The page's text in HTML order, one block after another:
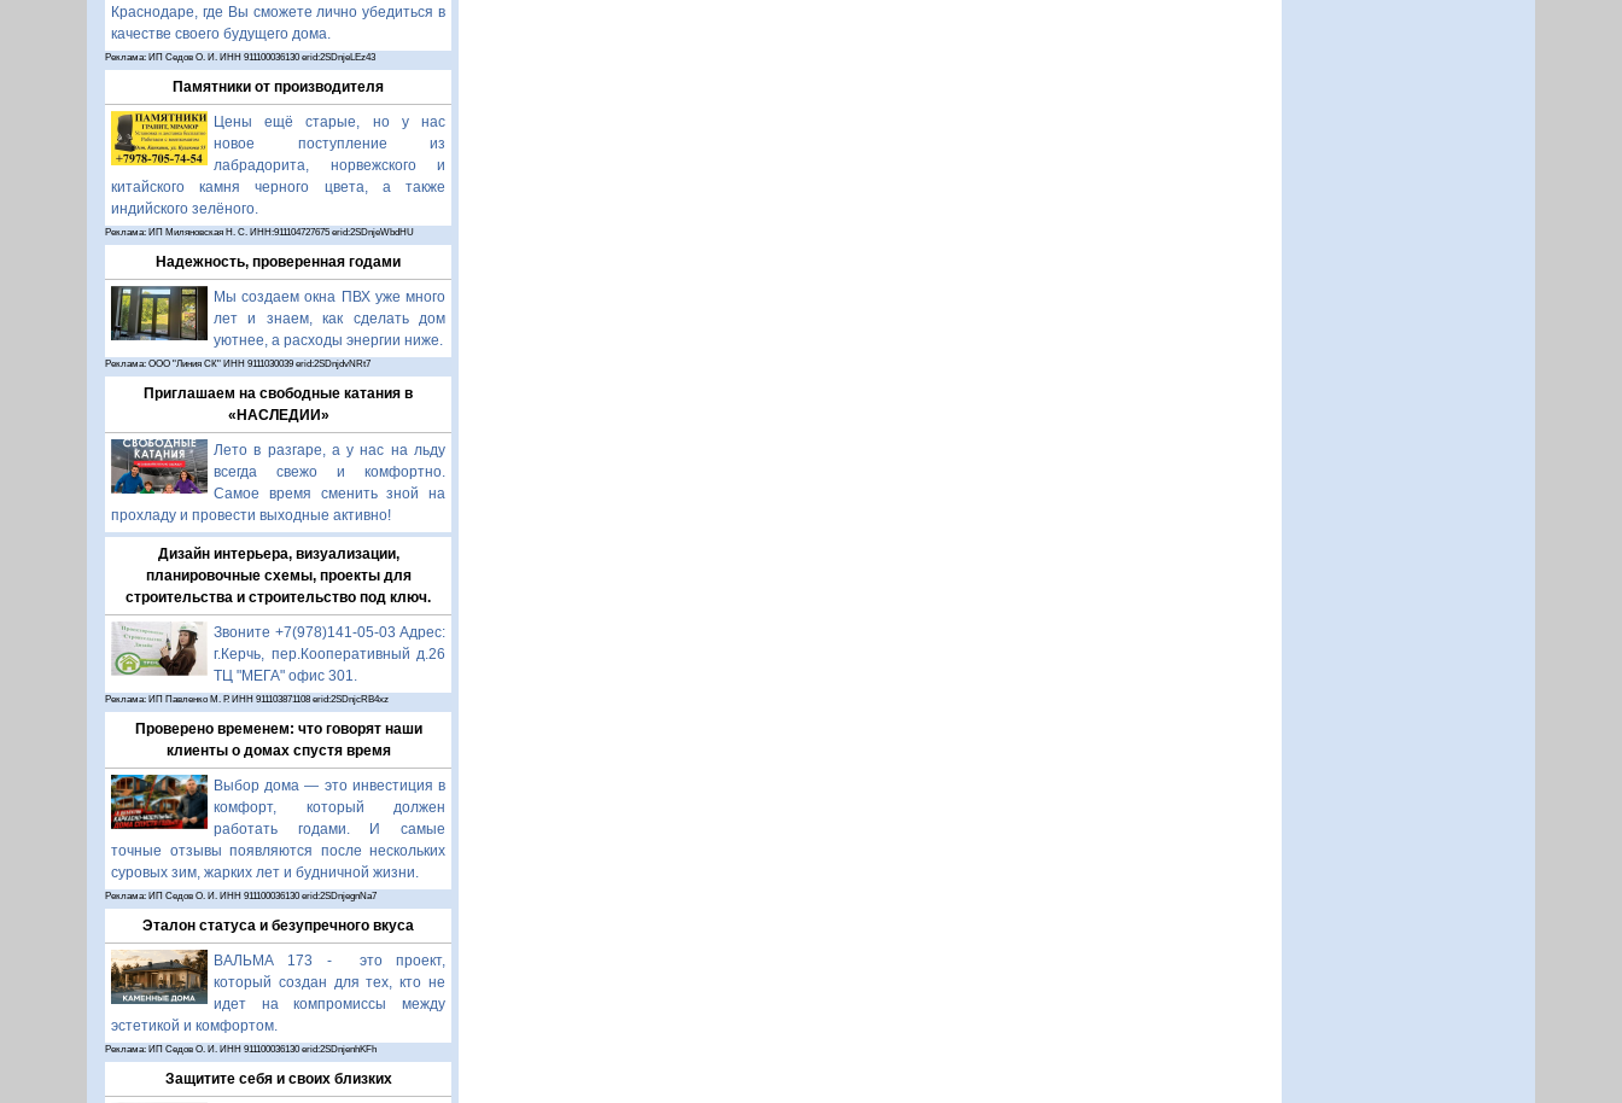
Краснодаре, где Вы сможете лично убедиться в
качестве своего будущего дома.
Реклама: ИП Седов О. И. ИНН 911100036130 erid:2SDnjeLEz43
Памятники от производителя
Цены ещё старые, но у нас
новое поступление из
лабрадорита, норвежского и
китайского камня черного цвета, а также
индийского зелёного.
Реклама: ИП Миляновская Н. С. ИНН:911104727675 erid:2SDnjeWbdHU
Надежность, проверенная годами
Мы создаем окна ПВХ уже много
лет и знаем, как сделать дом
уютнее, а расходы энергии ниже.
Реклама: ООО "Линия СК" ИНН 9111030039 erid:2SDnjdvNRt7
Приглашаем на свободные катания в
«НАСЛЕДИИ»
Лето в разгаре, а у нас на льду
всегда свежо и комфортно.
Самое время сменить зной на
прохладу и провести выходные активно!
Дизайн интерьера, визуализации,
планировочные схемы, проекты для
строительства и строительство под ключ.
Звоните +7(978)141-05-03 Адрес:
г.Керчь, пер.Кооперативный д.26
ТЦ "МЕГА" офис 301.
Реклама: ИП Павленко М. Р. ИНН 911103871108 erid:2SDnjcRB4xz
Проверено временем: что говорят наши
клиенты о домах спустя время
Выбор дома — это инвестиция в
комфорт, который должен
работать годами. И самые
точные отзывы появляются после нескольких
суровых зим, жарких лет и будничной жизни.
Реклама: ИП Седов О. И. ИНН 911100036130 erid:2SDnjegnNa7
Эталон статуса и безупречного вкуса
ВАЛЬМА 173 - это проект,
который создан для тех, кто не
идет на компромиссы между
эстетикой и комфортом.
Реклама: ИП Седов О. И. ИНН 911100036130 erid:2SDnjenhKFh
Защитите себя и своих близких